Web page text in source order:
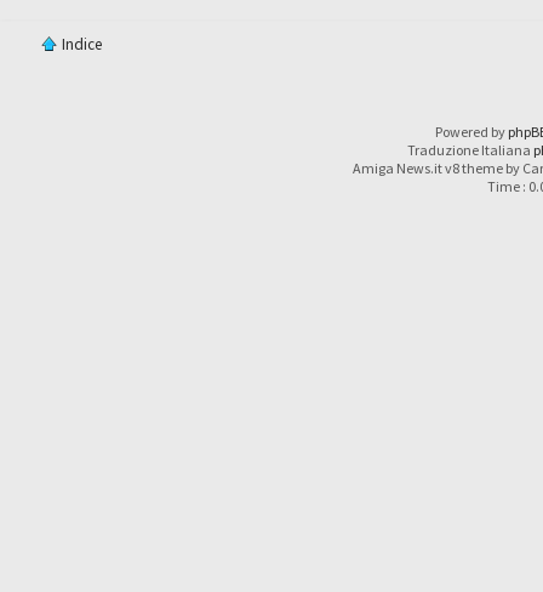
Indice
Powered by
Traduzione Italiana
Amiga News.it v8 theme by
Time :